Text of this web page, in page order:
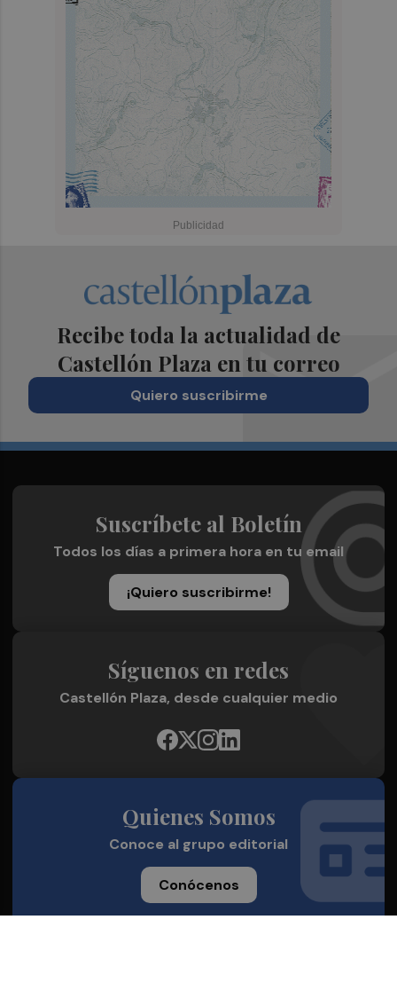
Recibe toda la actualidad de
Castellón Plaza en tu correo
Quiero suscribirme
Suscríbete al Boletín
Todos los días a primera hora en tu email
¡Quiero suscribirme!
Síguenos en redes
Castellón Plaza, desde cualquier medio
Quienes Somos
Conoce al grupo editorial
Conócenos